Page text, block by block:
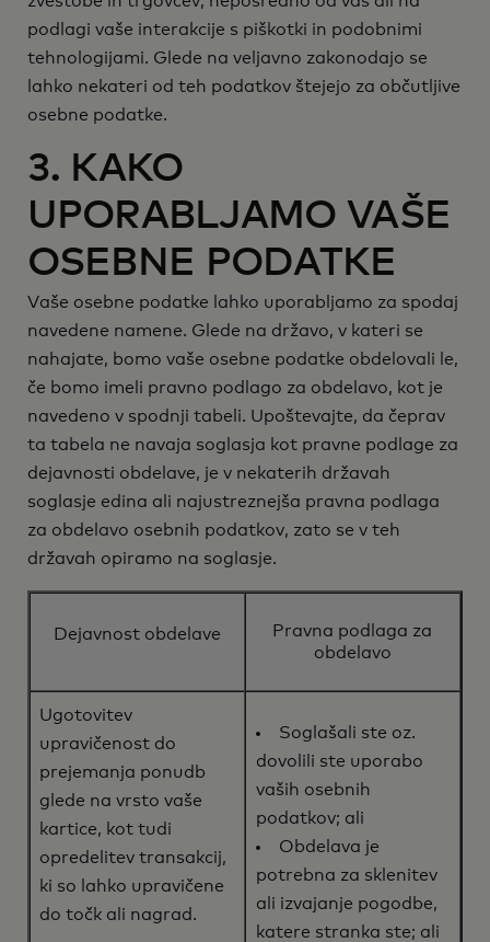
podlagi vaše interakcije s piškotki in podobnimi
tehnologijami. Glede na veljavno zakonodajo se
lahko nekateri od teh podatkov štejejo za občutljive
osebne podatke.
3. KAKO
UPORABLJAMO VAŠE
OSEBNE PODATKE
Vaše osebne podatke lahko uporabljamo za spodaj
navedene namene. Glede na državo, v kateri se
nahajate, bomo vaše osebne podatke obdelovali le,
če bomo imeli pravno podlago za obdelavo, kot je
navedeno v spodnji tabeli. Upoštevajte, da čeprav
ta tabela ne navaja soglasja kot pravne podlage za
dejavnosti obdelave, je v nekaterih državah
soglasje edina ali najustreznejša pravna podlaga
za obdelavo osebnih podatkov, zato se v teh
državah opiramo na soglasje.
Dejavnost obdelave
Pravna podlaga za
obdelavo
Ugotovitev
upravičenost do
prejemanja ponudb
glede na vrsto vaše
kartice, kot tudi
opredelitev transakcij,
ki so lahko upravičene
do točk ali nagrad.
Soglašali ste oz.
dovolili ste uporabo
vaših osebnih
podatkov; ali
Obdelava je
potrebna za sklenitev
ali izvajanje pogodbe,
katere stranka ste; ali